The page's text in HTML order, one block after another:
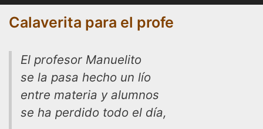
Calaverita para el profe
El profesor Manuelito
se la pasa hecho un lío
entre materia y alumnos
se ha perdido todo el día,